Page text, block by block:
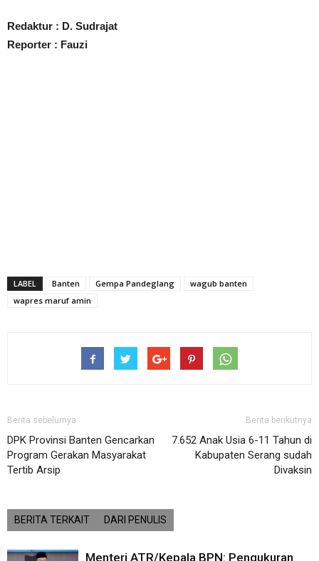
Redaktur : D. Sudrajat
Reporter : Fauzi
LABEL Banten Gempa Pandeglang
wagub banten
wapres maruf amin
Berita sebelumya
DPK Provinsi Banten Gencarkan
Program Gerakan Masyarakat
Tertib Arsip
Berita berikutnya
7.652 Anak Usia 6-11 Tahun di
Kabupaten Serang sudah
Divaksin
BERITA TERKAIT DARI PENULIS
Menteri ATR/Kepala BPN: Pengukuran